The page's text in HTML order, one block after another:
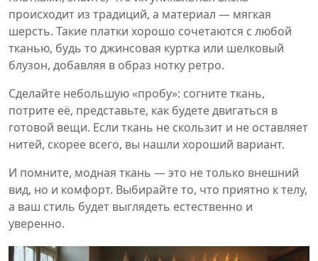
происходит из традиций, а материал — мягкая
шерсть. Такие платки хорошо сочетаются с любой
тканью, будь то джинсовая куртка или шелковый
блузон, добавляя в образ нотку ретро.
Сделайте небольшую «пробу»: согните ткань,
потрите её, представьте, как будете двигаться в
готовой вещи. Если ткань не скользит и не оставляет
нитей, скорее всего, вы нашли хороший вариант.
И помните, модная ткань — это не только внешний
вид, но и комфорт. Выбирайте то, что приятно к телу,
а ваш стиль будет выглядеть естественно и
уверенно.